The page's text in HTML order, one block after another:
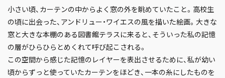
小さい頃、カーテンの中からよく窓の外を眺めていたこと。高校生
の頃に出会った、アンドリュー・ワイエスの風を描いた絵画。大きな
窓と大きな本棚のある図書館テラスに来ると、そういった私の記憶
の層がひらひらとめくれて呼び起こされる。
この空間から感じた記憶のレイヤーを表出させるために、私が幼い
頃からずっと使っていたカーテンをほどき、一本の糸にしたものを